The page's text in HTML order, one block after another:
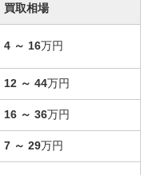
買取相場
4 ～ 16万円
12 ～ 44万円
16 ～ 36万円
7 ～ 29万円